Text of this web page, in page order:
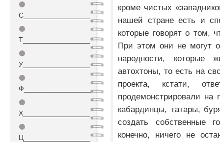
⚫
С_________________
⚫
Т_________________
⚫
У_________________
⚫
Ф_________________
⚫
Х_________________
⚫
Ц_________________
кроме чистых
нашей стране есть и
которые говорят о том,
При этом они не могут
народности, которые
автохтоны, то есть на
проекта, кстати,
продемонстрировали
кабардинцы, татары,
создать собственные
конечно, ничего не